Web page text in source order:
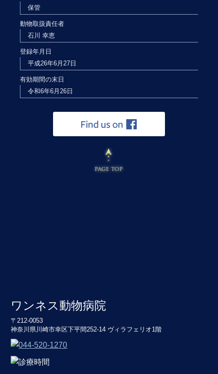
保管
動物取扱責任者
石川 幸恵
登録年月日
平成26年6月27日
有効期間の末日
令和6年6月26日
ワンネス動物病院
〒212-0053
神奈川県川崎市幸区下平間252-14 ヴィラフェリオ1階